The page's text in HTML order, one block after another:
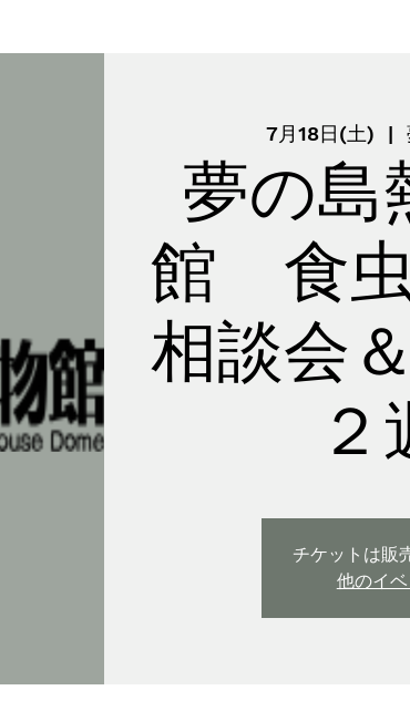
7月18日(土)
  |
夢の島
館 食虫
相談会
２
チケットは販
他のイ